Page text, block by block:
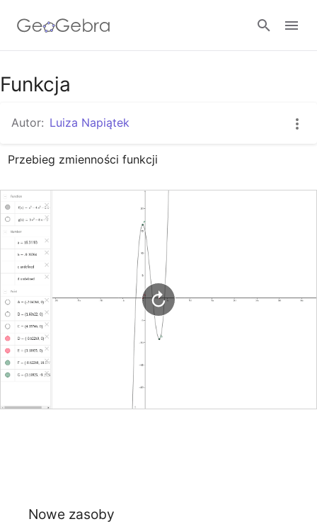
Google Classroom
GeoGebra Classroom
Funkcja
Autor: Luiza Napiątek
Przebieg zmienności funkcji
Nowe zasoby